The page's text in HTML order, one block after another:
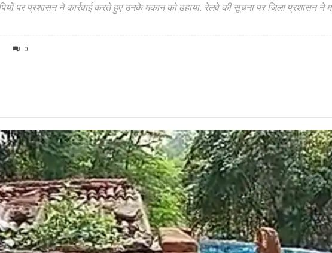
पर प्रशासन ने कार्रवाई करते हुए उनके मकान को ढहाया. रेलवे की सूचना पर जिला प्रशासन ने
0